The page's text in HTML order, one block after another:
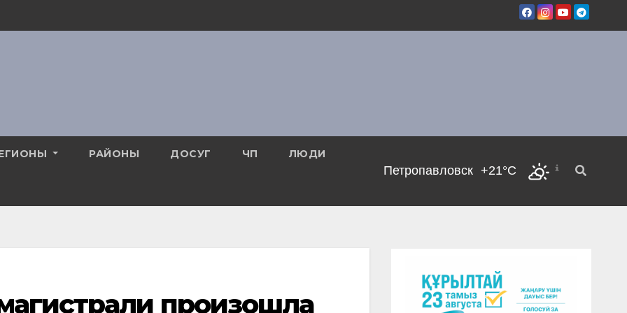
РАЙОНЫ ДОСУГ ЧП ЛЮДИ
Петропавловск +21°C
произошла